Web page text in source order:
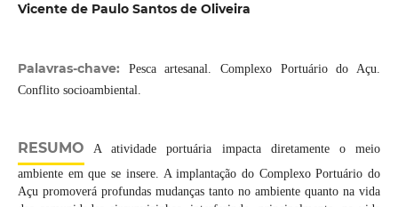
Vicente de Paulo Santos de Oliveira
Palavras-chave:
Pesca artesanal. Complexo Portuário do Açu.
Conflito socioambiental.
RESUMO A atividade portuária impacta diretamente o meio
ambiente em que se insere. A implantação do Complexo Portuário do
Açu promoverá profundas mudanças tanto no ambiente quanto na vida